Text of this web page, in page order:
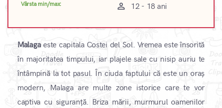
Vârsta min/max: perm_identity 12 - 18 ani
Malagaeste capitala Costei del Sol. Vremea este însorită
în majoritatea timpului, iar plajele sale cu nisip auriu te
întâmpină la tot pasul. În ciuda faptului că este un oraș
modern, Malaga are multe zone istorice care te vor
captiva cu siguranță. Briza mării, murmurul oamenilor